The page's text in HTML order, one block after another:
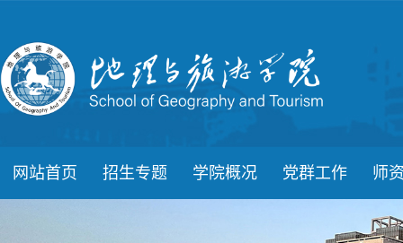
网站首页 招生专题 学院概况 党群工作 师